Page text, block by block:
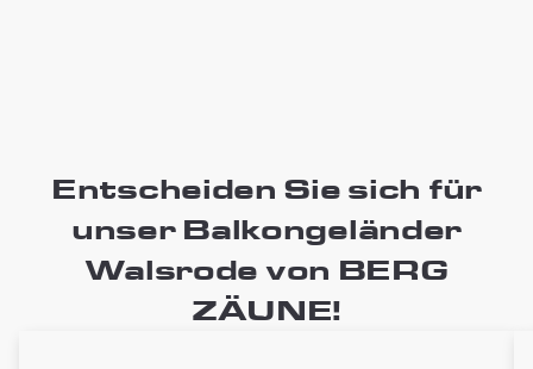
Entscheiden Sie sich für
unser Balkongeländer
Walsrode von BERG
ZÄUNE!